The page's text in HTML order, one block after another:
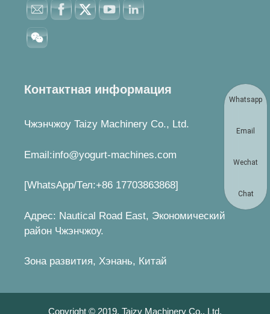
Контактная информация
Чжэнчжоу Taizy Machinery Co., Ltd.
Email:info@yogurt-machines.com
[WhatsApp/Тел:+86 17703863868]
Адрес: Nautical Road East, Экономический
район Чжэнчжоу.
Зона развития, Хэнань, Китай
Copyright © 2019. Taizy Machinery Co., Ltd.
Whatsapp
Email
Wechat
Chat